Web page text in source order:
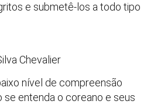
e submetê-los a todo tipo
Chevalier
nível de compreensão
se entenda o coreano e seus